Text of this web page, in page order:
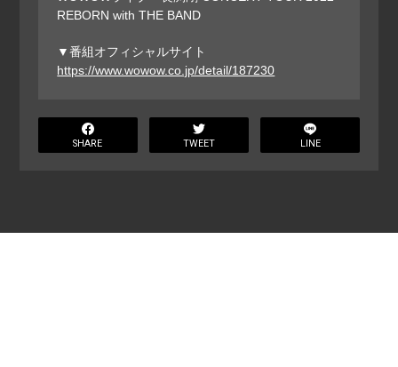
REBORN with THE BAND
▼番組オフィシャルサイト
https://www.wowow.co.jp/detail/187230
SHARE TWEET LINE